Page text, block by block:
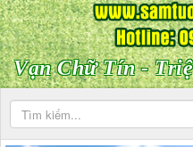
Vạn Chữ Tín -